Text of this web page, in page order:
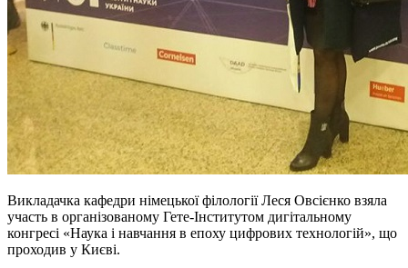
Викладачка кафедри німецької філології Леся Овсієнко взяла
участь в організованому Гете-Інститутом дигітальному
конгресі «Наука і навчання в епоху цифрових технологій», що
проходив у Києві.